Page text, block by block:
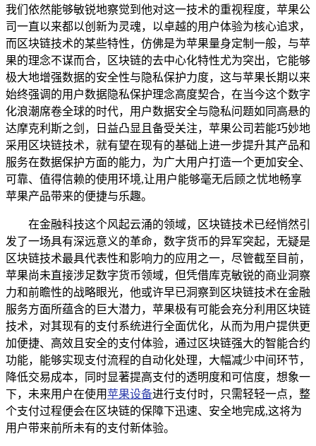
我们依然能够敏锐地察觉到他对这一技术的重视程度，苹果公
司一直以来都以创新为灵魂，以卓越的用户体验为核心追求，
而区块链技术的某些特性，仿佛是为苹果量身定制一般，与苹
果的理念不谋而合，区块链的去中心化特性尤为突出，它能够
极大地增强数据的安全性与隐私保护力度，这与苹果长期以来
始终强调的用户数据隐私保护理念高度契合，在当今这个数字
化浪潮席卷全球的时代，用户数据安全与隐私问题如同高悬的
达摩克利斯之剑，日益凸显且备受关注，苹果公司若能巧妙地
采用区块链技术，就有望在现有的基础上进一步提升其产品和
服务在数据保护方面的能力，为广大用户打造一个更加安全、
可靠、值得信赖的使用环境,让用户能够毫无后顾之忧地畅享
苹果产品带来的便捷与乐趣。
在金融科技这个风起云涌的领域，区块链技术已经悄然引
发了一场具有深远意义的革命，数字货币的异军突起，无疑是
区块链技术最具代表性和影响力的应用之一，尽管截至目前，
苹果尚未直接涉足数字货币领域，但凭借库克敏锐的商业洞察
力和前瞻性的战略眼光，他或许早已洞察到区块链技术在金融
服务方面所蕴含的巨大潜力，苹果极有可能会充分利用区块链
技术，对其现有的支付系统进行全面优化，从而为用户提供更
加便捷、高效且安全的支付体验，通过区块链强大的智能合约
功能，能够实现支付流程的自动化处理，大幅减少中间环节，
降低交易成本，同时显著提高支付的透明度和可信度，想象一
下，未来用户在使用苹果设备进行支付时，只需轻轻一点，整
个支付过程便会在区块链的保障下迅速、安全地完成,这将为
用户带来前所未有的支付新体验。